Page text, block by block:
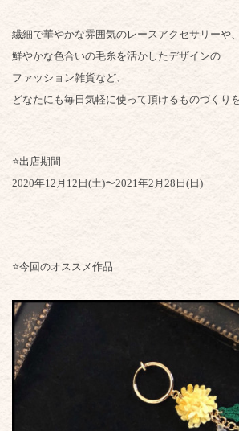
繊細で華やかな雰囲気のレースアクセサリーや、
鮮やかな色合いの毛糸を活かしたデザインの
ファッション雑貨など、
どなたにも毎日気軽に使って頂けるものづくり
⭐️出店期間
2020年12月12日(土)〜2021年2月28日(日)
⭐️今回のオススメ作品